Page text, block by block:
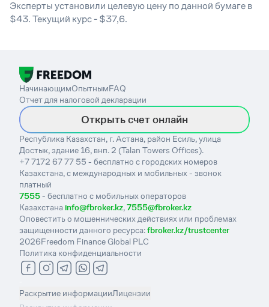
Эксперты установили целевую цену по данной бумаге в
$43. Текущий курс - $37,6.
НачинающимОпытнымFAQ
Отчет для налоговой декларации
Открыть счет онлайн
Республика Казахстан, г. Астана, район Есиль, улица
Достык, здание 16, внп. 2 (Talan Towers Offices).
+7 7172 67 77 55 - бесплатно с городских номеров
Казахстана, с международных и мобильных - звонок
платный
7555- бесплатно с мобильных операторов
Казахстанаinfo@fbroker.kz,7555@fbroker.kz
Оповестить о мошеннических действиях или проблемах
защищенности данного ресурса:fbroker.kz/trustcenter
2026Freedom Finance Global PLC
Политика конфиденциальности
Раскрытие информацииЛицензии